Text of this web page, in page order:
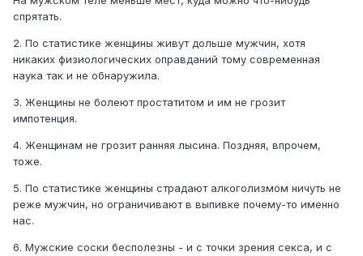
спрятать.
2. По статистике женщины живут дольше мужчин, хотя
никаких физиологических оправданий тому современная
наука так и не обнаружила.
3. Женщины не болеют простатитом и им не грозит
импотенция.
4. Женщинам не грозит ранняя лысина. Поздняя, впрочем,
тоже.
5. По статистике женщины страдают алкоголизмом ничуть не
реже мужчин, но ограничивают в выпивке почему-то именно
нас.
6. Мужские соски бесполезны - и с точки зрения секса, и с